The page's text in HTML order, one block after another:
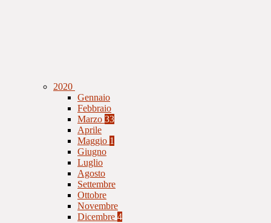
2020
Gennaio
Febbraio
Marzo 33
Aprile
Maggio 1
Giugno
Luglio
Agosto
Settembre
Ottobre
Novembre
Dicembre 4